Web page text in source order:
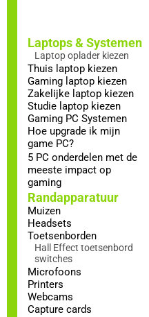
Laptops & Systemen
Laptop oplader kiezen
Thuis laptop kiezen
Gaming laptop kiezen
Zakelijke laptop kiezen
Studie laptop kiezen
Gaming PC Systemen
Hoe upgrade ik mijn
game PC?
5 PC onderdelen met de
meeste impact op
gaming
Randapparatuur
Muizen
Headsets
Toetsenborden
Hall Effect toetsenbord
switches
Microfoons
Printers
Webcams
Capture cards